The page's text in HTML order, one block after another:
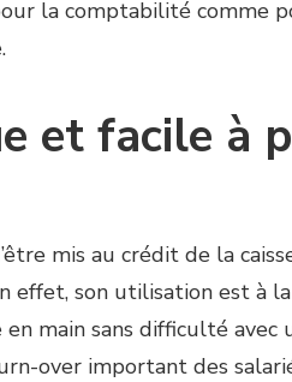
la comptabilité comme
et facile à
mis au crédit de la
effet, son utilisation est à
main sans difficulté
over important des